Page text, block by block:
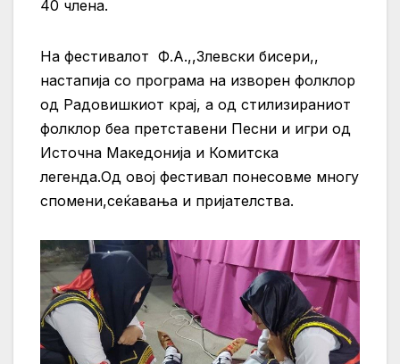
40 члена.
На фестивалот Ф.А.,,Злевски бисери,,
настапија со програма на изворен фолклор
од Радовишкиот крај, а од стилизираниот
фолклор беа претставени Песни и игри од
Источна Македонија и Комитска
легенда.Од овој фестивал понесовме многу
спомени,сеќавања и пријателства.